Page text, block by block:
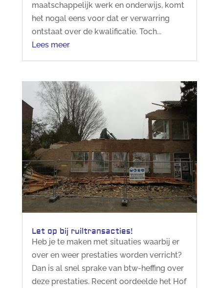
maatschappelijk werk en onderwijs, komt
het nogal eens voor dat er verwarring
ontstaat over de kwalificatie. Toch...
Lees meer
Let op bij ruiltransacties!
Heb je te maken met situaties waarbij er
over en weer prestaties worden verricht?
Dan is al snel sprake van btw-heffing over
deze prestaties. Recent oordeelde het Hof